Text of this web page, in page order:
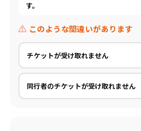
す。
このような間違いがあります
チケットが受け取れません
同行者のチケットが受け取れません